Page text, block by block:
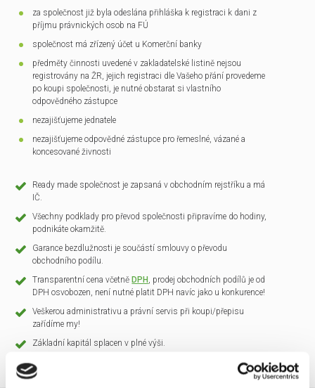
za společnost již byla odeslána přihláška k registraci k dani z
příjmu právnických osob na FÚ
společnost má zřízený účet u Komerční banky
předměty činnosti uvedené v zakladatelské listině nejsou
registrovány na ŽR, jejich registraci dle Vašeho přání provedeme
po koupi společnosti, je nutné obstarat si vlastního
odpovědného zástupce
nezajišťujeme jednatele
nezajišťujeme odpovědné zástupce pro řemeslné, vázané a
koncesované živnosti
Ready made společnost je zapsaná v obchodním rejstříku a má
IČ.
Všechny podklady pro převod společnosti připravíme do hodiny,
podnikáte okamžitě.
Garance bezdlužnosti je součástí smlouvy o převodu
obchodního podílu.
Transparentní cena včetně DPH , prodej obchodních podílů je od
DPH osvobozen, není nutné platit DPH navíc jako u konkurence!
Veškerou administrativu a právní servis při koupi/přepisu
zařídíme my!
Základní kapitál splacen v plné výši.